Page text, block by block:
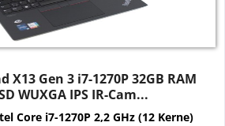
X13 Gen 3 i7-1270P 32GB RAM
WUXGA IPS IR-Cam...
Core i7-1270P 2,2 GHz (12 Kerne)